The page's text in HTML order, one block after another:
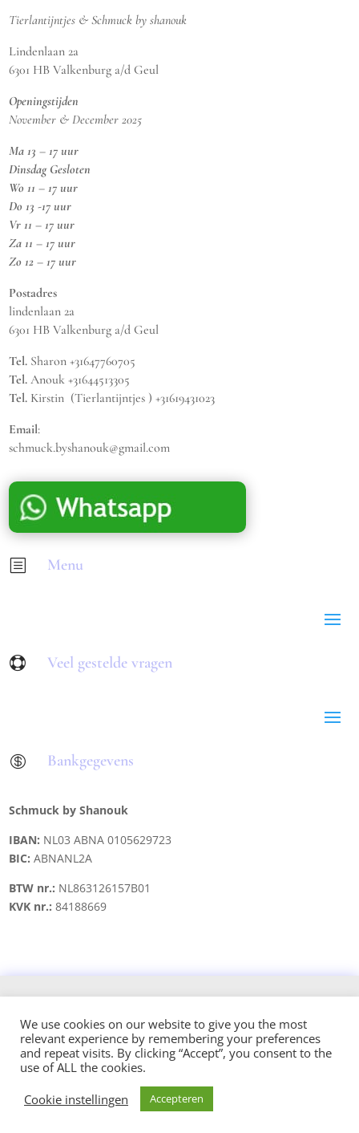
Tierlantijntjes & Schmuck by shanouk
Lindenlaan 2a
6301 HB Valkenburg a/d Geul
Openingstijden
November & December 2025
Ma 13 – 17 uur
Dinsdag Gesloten
Wo 11 – 17 uur
Do 13 -17 uur
Vr 11 – 17 uur
Za 11 – 17 uur
Zo 12 – 17 uur
Postadres
lindenlaan 2a
6301 HB Valkenburg a/d Geul
Tel. Sharon +31647760705
Tel. Anouk +31644513305
Tel. Kirstin (Tierlantijntjes ) +31619431023
Email:
schmuck.byshanouk@gmail.com
b Menu
 Veel gestelde vragen
 Bankgegevens
Schmuck by Shanouk
IBAN: NL03 ABNA 0105629723
BIC: ABNANL2A
BTW nr.: NL863126157B01
KVK nr.:84188669
Design and hosted by:
We use cookies on our website to give you the most
relevant experience by remembering your preferences
and repeat visits. By clicking “Accept”, you consent to the
use of ALL the cookies.
Cookie instellingen
Accepteren